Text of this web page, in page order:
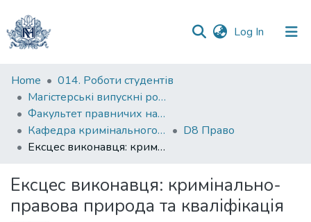
Log In (current)
Communities
&
Collections
All of DSpace
Statistics
Home
014. Роботи студентів
Магістерські випускні роботи
Факультет правничих наук
Кафедра кримінального та кримінального процесуального права
D8 Право
Ексцес виконавця: кримінально-правова природа та кваліфікація
Ексцес виконавця: кримінально-
правова природа та кваліфікація